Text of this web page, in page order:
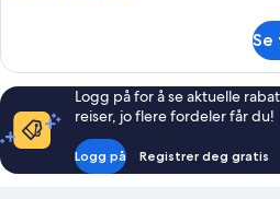
(Bala
Vista)
Se
Logg på for å se aktuelle
reiser, jo flere fordeler får du!
Logg på Registrer deg gratis